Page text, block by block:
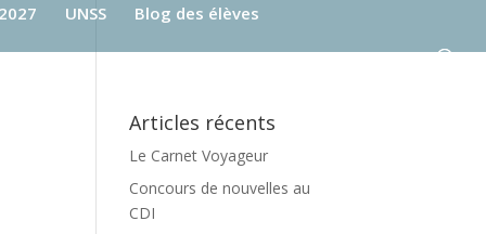
UNSS Blog des élèves
Articles récents
Le Carnet Voyageur
Concours de nouvelles au
CDI